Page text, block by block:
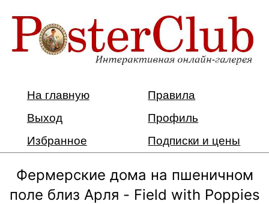
На главную
Правила
Выход
Профиль
Избранное
Подписки и цены
Фермерские дома на пшеничном
поле близ Арля - Field with Poppies